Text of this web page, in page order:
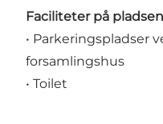
Faciliteter på
• Parkeringspladser
forsamlingshus
• Toilet